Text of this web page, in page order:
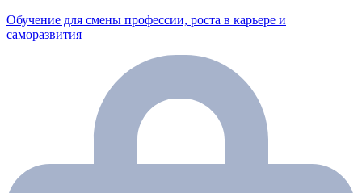
Обучение для смены профессии, роста в карьере и
саморазвития